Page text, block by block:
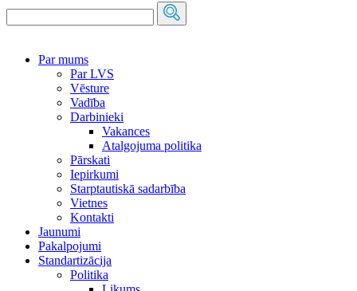
Par mums
Par LVS
Vēsture
Vadība
Darbinieki
Vakances
Atalgojuma politika
Pārskati
Iepirkumi
Starptautiskā sadarbība
Vietnes
Kontakti
Jaunumi
Pakalpojumi
Standartizācija
Politika